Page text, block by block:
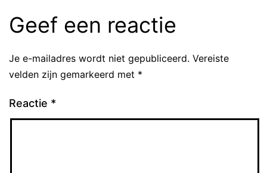
Geef een reactie
Je e-mailadres wordt niet gepubliceerd. Vereiste
velden zijn gemarkeerd met *
Reactie *